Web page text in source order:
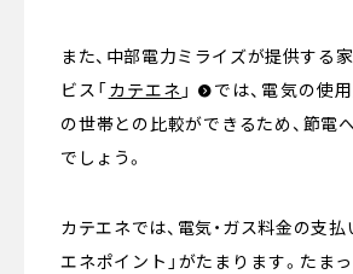
また、中部電力ミライズが提供する
ビス 「カテエネ 」
では、電気の使
の世帯との比較ができるため、節電
でしょう。
カテエネでは、電気・ガス料金の支払
エネポイント」がたまります。たま